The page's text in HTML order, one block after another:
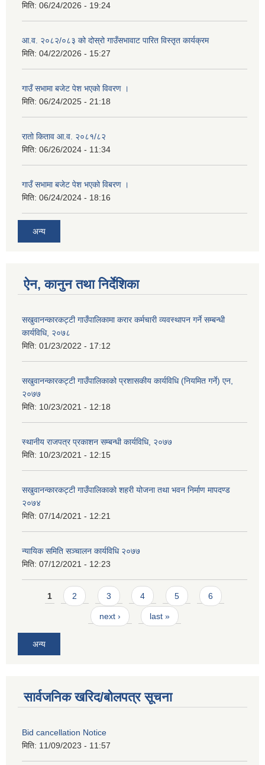
मिति: 06/24/2026 - 19:24
आ.व. २०८२/०८३ को दोस्रो गाउँसभावाट पारित विस्तृत कार्यक्रम
मिति: 04/22/2026 - 15:27
गाउँ सभामा बजेट पेश भएको विवरण ।
मिति: 06/24/2025 - 21:18
रातो किताव आ.व. २०८१/८२
मिति: 06/26/2024 - 11:34
गाउँ सभामा बजेट पेश भएको विबरण ।
मिति: 06/24/2024 - 18:16
अन्य
ऐन, कानुन तथा निर्देशिका
सखुवानन्कारकट्टी गाउँपालिकामा करार कर्मचारी व्यवस्थापन गर्ने सम्बन्धी
कार्यविधि, २०७८
मिति: 01/23/2022 - 17:12
सखुवानन्कारकट्टी गाउँपालिकाको प्रशासकीय कार्यविधि (नियमित गर्ने) एन,
२०७७
मिति: 10/23/2021 - 12:18
स्थानीय राजपत्र प्रकाशन सम्बन्धी कार्यविधि, २०७७
मिति: 10/23/2021 - 12:15
सखुवानन्कारकट्टी गाउँपालिकाकाे शहरी योजना तथा भवन निर्माण मापदण्ड
२०७४
मिति: 07/14/2021 - 12:21
न्यायिक समिति सञ्चालन कार्यविधि २०७७
मिति: 07/12/2021 - 12:23
Pages
1 2 3 4 5 6
next › last »
अन्य
सार्वजनिक खरिद/बोलपत्र सूचना
Bid cancellation Notice
मिति: 11/09/2023 - 11:57